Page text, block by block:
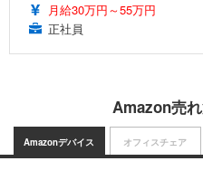
月給30万円～55万円
正社員
Amazon売
Amazonデバイス オフィスチェア